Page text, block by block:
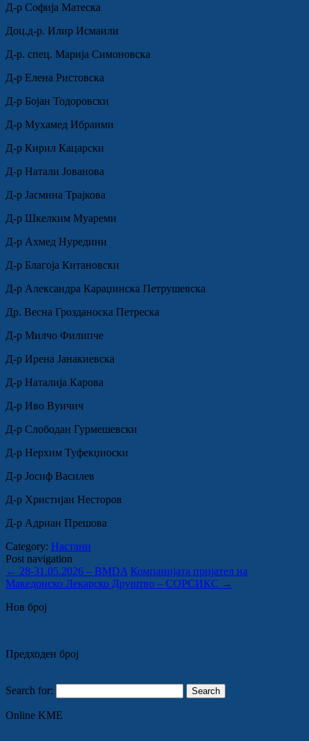
Д-р Софија Матеска
Доц.д-р. Илир Исмаили
Д-р. спец. Марија Симоновска
Д-р Елена Ристовска
Д-р Бојан Тодоровски
Д-р Мухамед Ибраими
Д-р Кирил Кацарски
Д-р Натали Јованова
Д-р Јасмина Трајкова
Д-р Шкелким Муареми
Д-р Ахмед Нуредини
Д-р Благоја Китановски
Д-р Александра Караџинска Петрушевска
Др. Весна Грозданоска Петреска
Д-р Милчо Филипче
Д-р Ирена Јанакиевска
Д-р Наталија Карова
Д-р Иво Вуичич
Д-р Слободан Гурмешевски
Д-р Нерхим Туфекџиоски
Д-р Јосиф Василев
Д-р Христијан Несторов
Д-р Адриан Прешова
Category: Настани
Post navigation
← 28-31.05.2026 – BMDA Компанијата пријател на
Македонско Лекарско Друштво – СОРСИКС →
Нов број
Предходен број
Search for:
Online KME